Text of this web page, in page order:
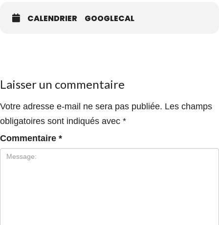
CALENDRIER GOOGLECAL
Laisser un commentaire
Votre adresse e-mail ne sera pas publiée. Les champs
obligatoires sont indiqués avec *
Commentaire *